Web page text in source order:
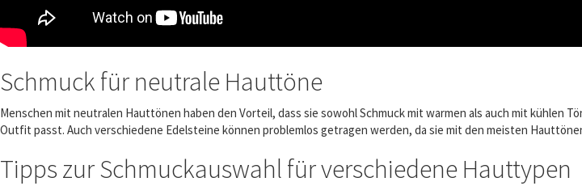
Schmuck für neutrale Hauttöne
Menschen mit neutralen Hauttönen haben den Vorteil, dass sie sowohl Schmuck mit warmen als auch mit kühlen
Outfit passt. Auch verschiedene Edelsteine können problemlos getragen werden, da sie mit den meisten
Tipps zur Schmuckauswahl für verschiedene Hauttypen